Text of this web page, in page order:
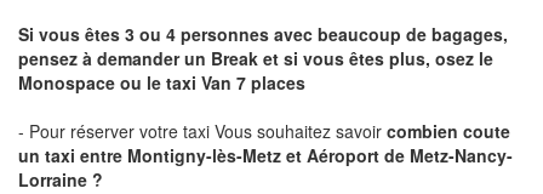
Si vous êtes 3 ou 4 personnes avec beaucoup de bagages,
pensez à demander un Break et si vous êtes plus, osez le
Monospace ou le taxi Van 7 places
- Pour réserver votre taxi Vous souhaitez savoir combien coute
un taxi entre Montigny-lès-Metz et Aéroport de Metz-Nancy-
Lorraine ?